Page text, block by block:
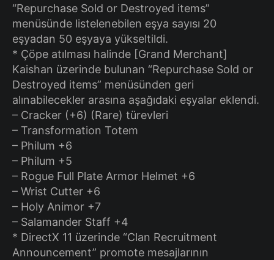
“Repurchase Sold or Destroyed items”
menüsünde listelenebilen eşya sayısı 20
eşyadan 50 eşyaya yükseltildi.
* Çöpe atılması halinde [Grand Merchant]
Kaishan üzerinde bulunan “Repurchase Sold or
Destroyed items” menüsünden geri
alınabilecekler arasına aşağıdaki eşyalar eklendi.
– Cracker (+6) (Rare) türevleri
– Transformation Totem
– Philum +6
– Philum +5
– Rogue Full Plate Armor Helmet +6
– Wrist Cutter +6
– Holy Animor +7
– Salamander Staff +4
* DirectX 11 üzerinde “Clan Recruitment
Announcement” promote mesajlarının